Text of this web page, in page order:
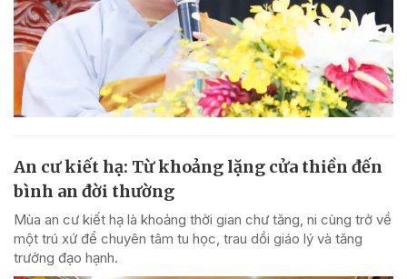
An cư kiết hạ: Từ khoảng lặng cửa thiền đến
bình an đời thường
Mùa an cư kiết hạ là khoảng thời gian chư tăng, ni cùng trở về
một trú xứ để chuyên tâm tu học, trau dồi giáo lý và tăng
trưởng đạo hạnh.